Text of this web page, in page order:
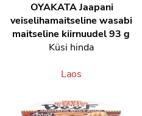
OYAKATAJaapani
veiselihamaitseline wasabi
maitseline kiirnuudel 93 g
Küsi hinda
Laos